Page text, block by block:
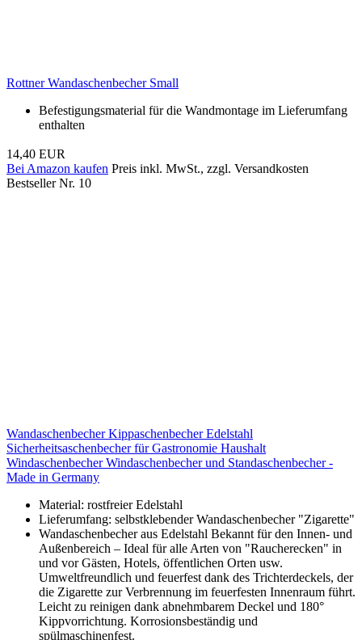
Rottner Wandaschenbecher Small
Befestigungsmaterial für die Wandmontage im Lieferumfang
enthalten
14,40 EUR
Bei Amazon kaufen Preis inkl. MwSt., zzgl. Versandkosten
Bestseller Nr. 10
Wandaschenbecher Kippaschenbecher Edelstahl
Sicherheitsaschenbecher für Gastronomie Haushalt
Windaschenbecher Windaschenbecher und Standaschenbecher -
Made in Germany
Material: rostfreier Edelstahl
Lieferumfang: selbstklebender Wandaschenbecher "Zigarette"
Wandaschenbecher aus Edelstahl Bekannt für den Innen- und
Außenbereich – Ideal für alle Arten von "Raucherecken" in
und vor Gästen, Hotels, öffentlichen Orten usw.
Umweltfreundlich und feuerfest dank des Trichterdeckels, der
die Zigarette zur Verbrennung im feuerfesten Innenraum führt.
Leicht zu reinigen dank abnehmbarem Deckel und 180°
Kippvorrichtung. Korrosionsbeständig und
spülmaschinenfest.